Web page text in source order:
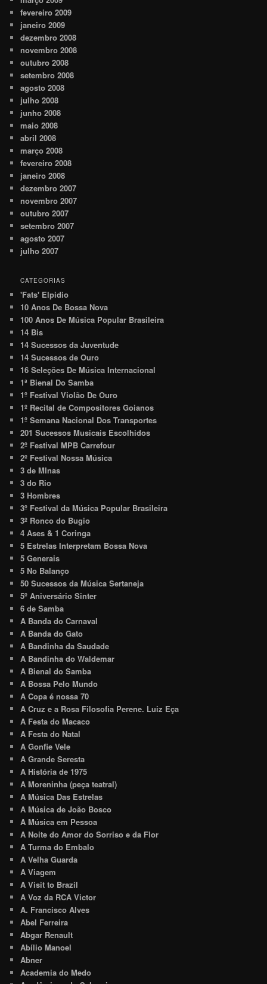
fevereiro 2009
janeiro 2009
dezembro 2008
novembro 2008
outubro 2008
setembro 2008
agosto 2008
julho 2008
junho 2008
maio 2008
abril 2008
março 2008
fevereiro 2008
janeiro 2008
dezembro 2007
novembro 2007
outubro 2007
setembro 2007
agosto 2007
julho 2007
CATEGORIAS
'Fats' Elpidio
10 Anos De Bossa Nova
100 Anos De Música Popular Brasileira
14 Bis
14 Sucessos da Juventude
14 Sucessos de Ouro
16 Seleções De Música Internacional
1ª Bienal Do Samba
1º Festival Violão De Ouro
1º Recital de Compositores Goianos
1º Semana Nacional Dos Transportes
201 Sucessos Musicais Escolhidos
2º Festival MPB Carrefour
2º Festival Nossa Música
3 de MInas
3 do Rio
3 Hombres
3º Festival da Música Popular Brasileira
3º Ronco do Bugio
4 Ases & 1 Coringa
5 Estrelas Interpretam Bossa Nova
5 Generais
5 No Balanço
50 Sucessos da Música Sertaneja
5º Aniversário Sinter
6 de Samba
A Banda do Carnaval
A Banda do Gato
A Bandinha da Saudade
A Bandinha do Waldemar
A Bienal do Samba
A Bossa Pelo Mundo
A Copa é nossa 70
A Cruz e a Rosa Filosofia Perene. Luiz Eça
A Festa do Macaco
A Festa do Natal
A Gonfie Vele
A Grande Seresta
A História de 1975
A Moreninha (peça teatral)
A Música Das Estrelas
A Música de João Bosco
A Música em Pessoa
A Noite do Amor do Sorriso e da Flor
A Turma do Embalo
A Velha Guarda
A Viagem
A Visit to Brazil
A Voz da RCA Victor
A. Francisco Alves
Abel Ferreira
Abgar Renault
Abílio Manoel
Abner
Academia do Medo